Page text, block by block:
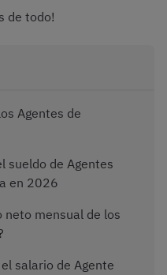
de todo!
Agentes de
sueldo de Agentes
en 2026
neto mensual de los
salario de Agente